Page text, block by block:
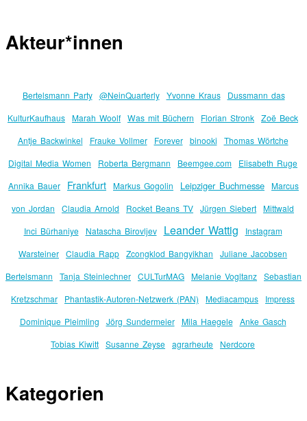
Akteur*innen
Bertelsmann Party @NeinQuarterly Yvonne Kraus
Dussmann das
KulturKaufhaus Marah Woolf Was mit Büchern Florian Stronk Zoë Beck
Antje Backwinkel Frauke Vollmer Forever binooki
Thomas Wörtche
Digital Media Women
Roberta Bergmann Beemgee.com
Elisabeth Ruge
Annika Bauer
Frankfurt Markus Gogolin Leipziger Buchmesse Marcus
von Jordan
Claudia Arnold Rocket Beans TV Jürgen Siebert Mittwald
Inci Bürhaniye
Natascha Birovljev Leander Wattig
Instagram
Warsteiner Claudia Rapp Zcongklod Bangyikhan
Juliane Jacobsen
Bertelsmann
Tanja Steinlechner CULTurMAG Melanie Vogltanz Sebastian
Kretzschmar
Phantastik-Autoren-Netzwerk (PAN) Mediacampus
Impress
Dominique Pleimling
Jörg Sundermeier Mila Haegele
Anke Gasch
Tobias Kiwitt Susanne Zeyse agrarheute Nerdcore
Kategorien